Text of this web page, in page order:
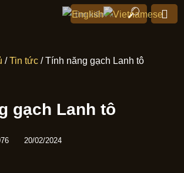
/Tin tức / Tính năng gạch Lanh tô
gạch Lanh tô
20/02/2024